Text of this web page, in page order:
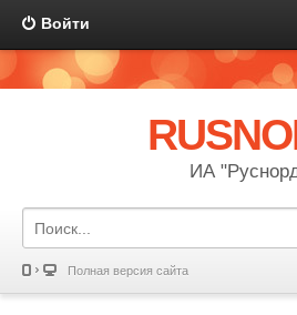
Войти
ИА
Полная версия сайта